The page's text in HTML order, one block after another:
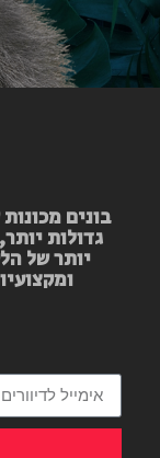
בונים
גדולות
יותר של